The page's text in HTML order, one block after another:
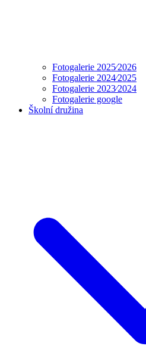
Fotogalerie 2025⁄2026
Fotogalerie 2024⁄2025
Fotogalerie 2023⁄2024
Fotogalerie google
Školní družina